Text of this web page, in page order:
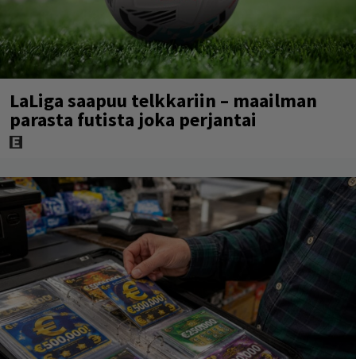
LaLiga saapuu telkkariin – maailman
parasta futista joka perjantai